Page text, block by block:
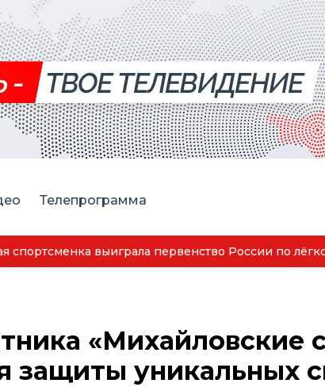
Телепрограмма
спортсменка выиграла первенство России по лёгкой
«Михайловские
защиты уникальных